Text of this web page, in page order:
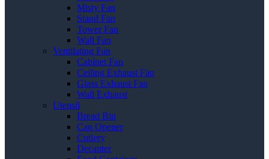
Misty Fan
Stand Fan
Tower Fan
Wall Fan
Ventilating Fan
Cabinet Fan
Ceiling Exhaust Fan
Glass Exhaust Fan
Wall Exhaust
Utensil
Bread Bin
Can Opener
Cutlery
Decanter